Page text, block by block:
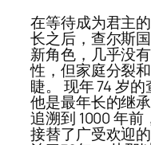
在等待成为君主
长之后，查尔斯
新角色，几乎没
性，但家庭分裂
睫。 现年 74 岁
他是最年长的继
追溯到 1000 年
接替了广受欢迎